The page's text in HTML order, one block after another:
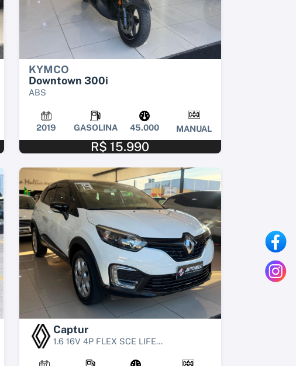
KYMCO
Downtown 300i
ABS
2019 GASOLINA 45.000 MANUAL
R$ 15.990
Captur
1.6 16V 4P FLEX SCE LIFE...